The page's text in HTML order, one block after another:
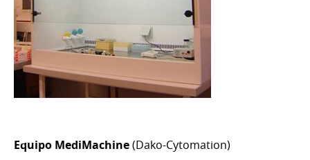
Equipo MediMachine(Dako-Cytomation)